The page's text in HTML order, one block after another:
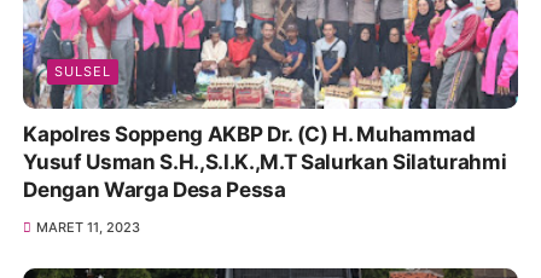
SULSEL
Kapolres Soppeng AKBP Dr. (C) H. Muhammad
Yusuf Usman S.H.,S.I.K.,M.T Salurkan Silaturahmi
Dengan Warga Desa Pessa
MARET 11, 2023